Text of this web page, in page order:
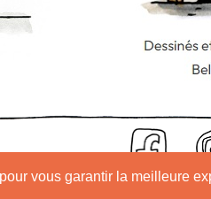
vous garantir la meilleure